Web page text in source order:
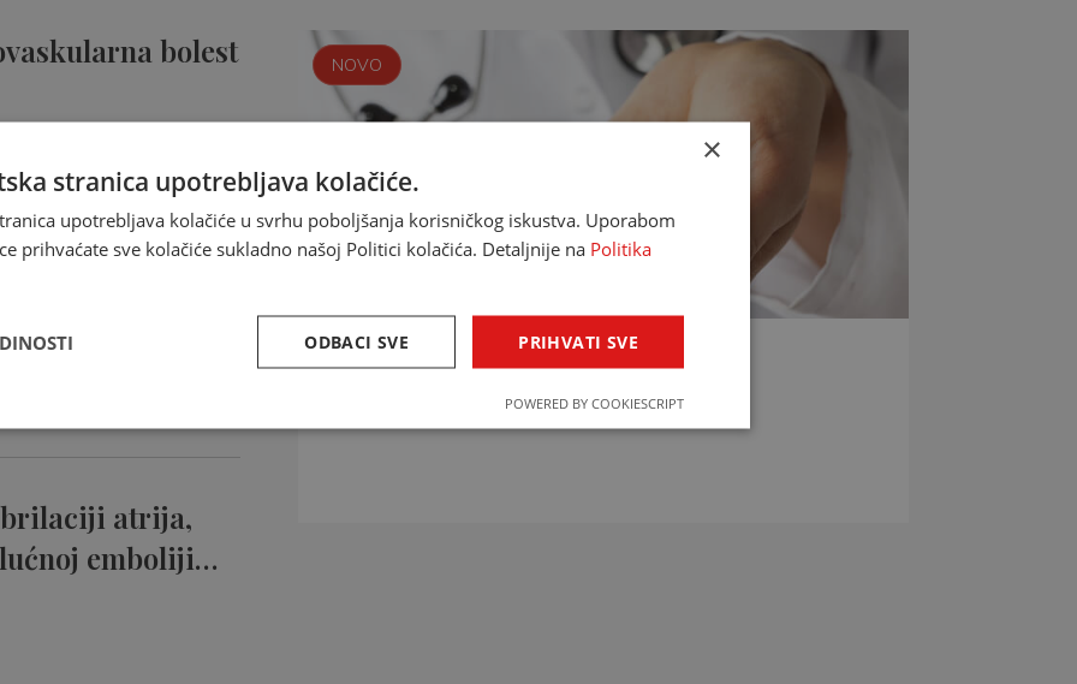
bolest
atrija,
emboliji…
NOVO
INTERAKCIJE LIJEKOVA
Provjerite interakcije lijekova u svega par klikova!
×
stranica upotrebljava kolačiće.
upotrebljava kolačiće u svrhu poboljšanja korisničkog iskustva. Uporabom
prihvaćate sve kolačiće sukladno našoj Politici kolačića. Detaljnije na Politika
PRIHVATI SVE
ODBACI SVE
POWERED BY COOKIESCRIPT